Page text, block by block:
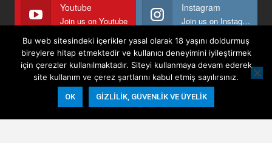
Youtube
Join us on Youtube
Instagram
Join us on Instagram
Anasayfa Keyfi Yazanlar İletişim
Şartlar Ve Koşullar
Gizlilik, Güvenlik Ve Üyelik Politikası
Bu web sitesindeki içerikler yasal olarak 18 yaşını doldurmuş
bireylere hitap etmektedir ve kullanıcı deneyimini iyileştirmek
için çerezler kullanılmaktadır. Siteyi kullanmaya devam ederek
site kullanım ve çerez şartlarını kabul etmiş sayılırsınız.
OK GIZLILIK, GÜVENLIK VE ÜYELIK